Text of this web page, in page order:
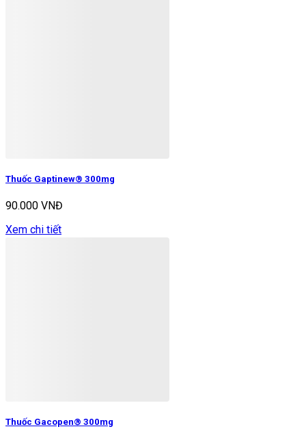
Thuốc Gaptinew® 300mg
90.000 VNĐ
Xem chi tiết
Thuốc Gacopen® 300mg